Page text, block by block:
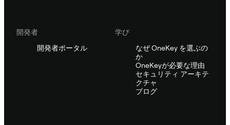
開発者
開発者ポータル
学び
なぜ OneKey を選ぶの
か
OneKeyが必要な理由
セキュリティ アーキテ
クチャ
ブログ